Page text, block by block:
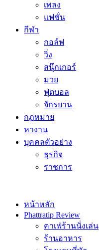
เพลง
แฟชั่น
กีฬา
กอล์ฟ
วิ่ง
สนุ๊กเกอร์
มวย
ฟุตบอล
จักรยาน
กฏหมาย
หางาน
บุคคลตัวอย่าง
ธุรกิจ
ราชการ
หน้าหลัก
Phattratip Review
คาเฟ่ร้านนั่งเล่น
ร้านอาหาร